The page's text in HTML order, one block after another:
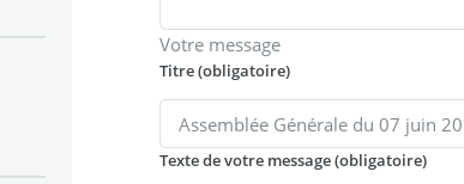
Votre message
Titre (obligatoire)
Texte de votre message (obligatoire)